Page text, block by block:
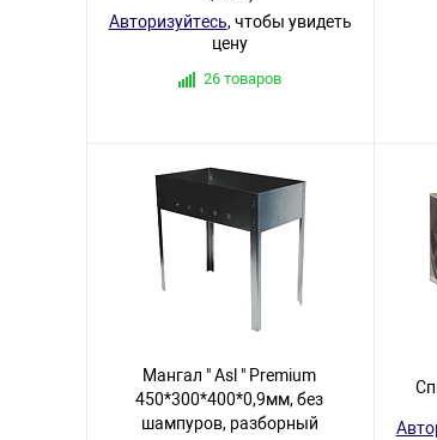
Авторизуйтесь, чтобы увидеть
цену
26 товаров
Мангал " Asl " Premium
450*300*400*0,9мм, без
шампуров, разборный